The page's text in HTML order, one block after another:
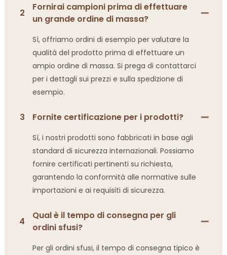
2
Fornirai campioni prima di effettuare
un grande ordine di massa?
Sì, offriamo ordini di esempio per valutare la
qualità del prodotto prima di effettuare un
ampio ordine di massa. Si prega di contattarci
per i dettagli sui prezzi e sulla spedizione di
esempio.
3 Fornite certificazione per i prodotti?
Sì, i nostri prodotti sono fabbricati in base agli
standard di sicurezza internazionali. Possiamo
fornire certificati pertinenti su richiesta,
garantendo la conformità alle normative sulle
importazioni e ai requisiti di sicurezza.
4
Qual è il tempo di consegna per gli
ordini sfusi?
Per gli ordini sfusi, il tempo di consegna tipico è